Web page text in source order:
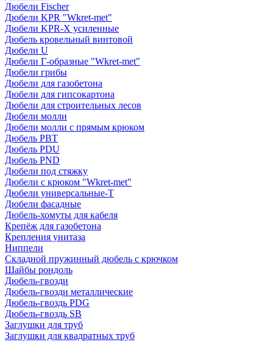
Дюбели Fischer
Дюбели KPR "Wkret-met"
Дюбели KPR-Х усиленные
Дюбель кровельный винтовой
Дюбели U
Дюбели Г-образные "Wkret-met"
Дюбели грибы
Дюбели для газобетона
Дюбели для гипсокартона
Дюбели для строительных лесов
Дюбели молли
Дюбели молли с прямым крюком
Дюбель PBT
Дюбель PDU
Дюбель PND
Дюбели под стяжку
Дюбели с крюком "Wkret-met"
Дюбели универсальные-Т
Дюбели фасадные
Дюбель-хомуты для кабеля
Крепёж для газобетона
Крепления унитаза
Ниппели
Складной пружинный дюбель с крючком
Шайбы рондоль
Дюбель-гвозди
Дюбель-гвозди металлические
Дюбель-гвоздь PDG
Дюбель-гвоздь SB
Заглушки для труб
Заглушки для квадратных труб